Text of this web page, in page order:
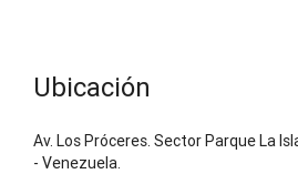
Ubicación
Av. Los Próceres. Sector Parque La
- Venezuela.